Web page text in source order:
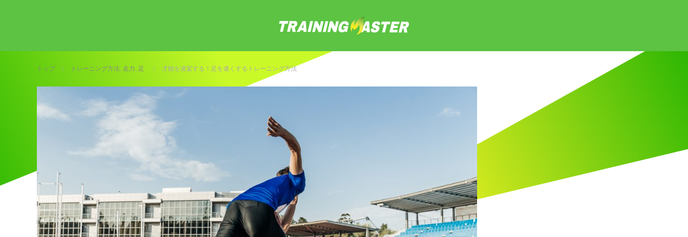
トップ トレーニング方法, 走力 , 足 才能を凌駕する！足を速くするトレーニング方法